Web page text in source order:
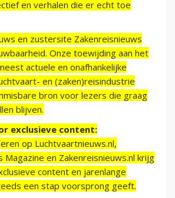
en verhalen die er echt toe
en zustersite Zakenreisnieuws
Onze toewijding aan het
actuele en onafhankelijke
en (zaken)reisindustrie
bron voor lezers die graag
blijven.
exclusieve content:
op Luchtvaartnieuws.nl,
Magazine en Zakenreisnieuws.nl krijg
content en jarenlange
een stap voorsprong geeft.